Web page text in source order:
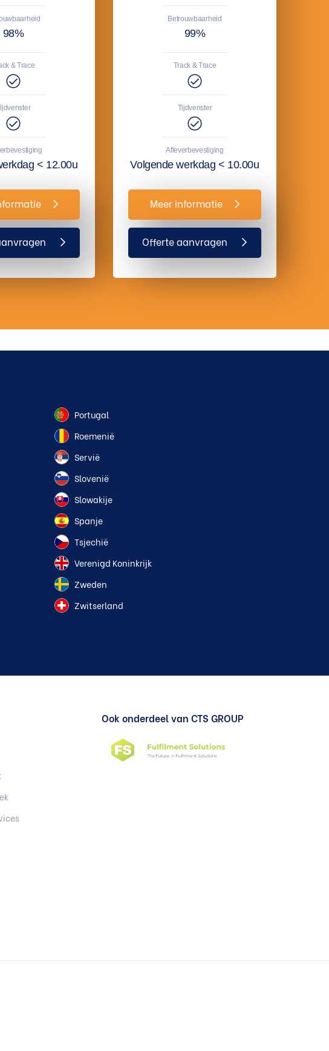
98%
& Trace
< 12.00u
Betrouwbaarheid
99%
Track & Trace
Tijdvenster
Afleverbevestiging
Volgende werkdag < 10.00u
Meer informatie
Offerte aanvragen
Portugal
Roemenië
Servië
Slovenië
Slowakije
Spanje
Tsjechië
Verenigd Koninkrijk
Zweden
Zwitserland
Ook onderdeel van CTS GROUP